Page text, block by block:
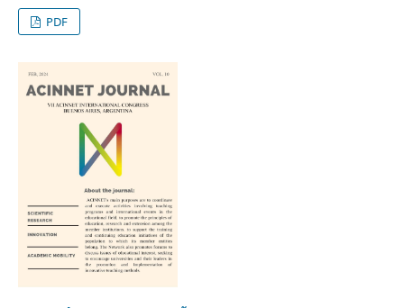
PDF